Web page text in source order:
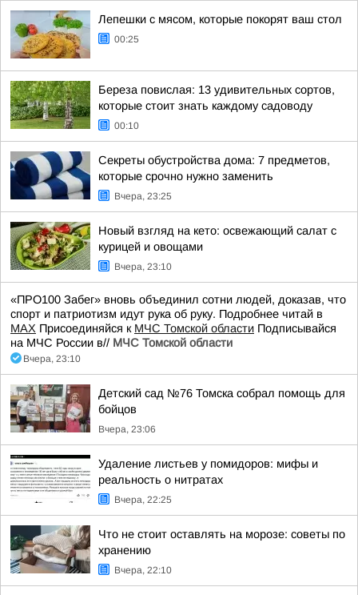
Лепешки с мясом, которые покорят ваш стол
00:25
Береза повислая: 13 удивительных сортов,
которые стоит знать каждому садоводу
00:10
Секреты обустройства дома: 7 предметов,
которые срочно нужно заменить
Вчера, 23:25
Новый взгляд на кето: освежающий салат с
курицей и овощами
Вчера, 23:10
«ПРО100 Забег» вновь объединил сотни людей, доказав, что
спорт и патриотизм идут рука об руку. Подробнее читай в
МАХ Присоединяйся к МЧС Томской области Подписывайся
на МЧС России в// МЧС Томской области
Вчера, 23:10
Детский сад №76 Томска собрал помощь для
бойцов
Вчера, 23:06
Удаление листьев у помидоров: мифы и
реальность о нитратах
Вчера, 22:25
Что не стоит оставлять на морозе: советы по
хранению
Вчера, 22:10